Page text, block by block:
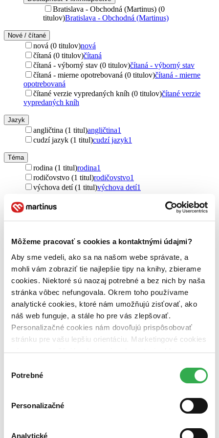
Môžeme pracovať s cookies a kontaktnými údajmi?
Aby sme vedeli, ako sa na našom webe správate, a
mohli vám zobraziť tie najlepšie tipy na knihy, zbierame
cookies. Niektoré sú naozaj potrebné a bez nich by naša
stránka vôbec nefungovala. Okrem toho používame
analytické cookies, ktoré nám umožňujú zisťovať, ako
náš web funguje, a stále ho pre vás zlepšovať.
Personalizačné cookies nám dovoľujú prispôsobovať
stránku pre vašu lepšiu orientáciu. Marketingové cookies
nám zas umožňujú zobrazenie relevantnej reklamy.
nám pomohlo, keby sme mohli používať všetky tieto
súhlasu
Potrebné
Personalizačné
Analytické
Bratislava - Obchodná (Martinus) (0
titulov)Bratislava - Obchodná (Martinus)
Nové / čítané
nová (0 titulov)nová
čítaná (0 titulov)čítaná
čítaná - výborný stav (0 titulov)čítaná - výborný stav
čítaná - mierne opotrebovaná (0 titulov)čítaná - mierne
opotrebovaná
čítané verzie vypredaných kníh (0 titulov)čítané verzie
vypredaných kníh
Jazyk
angličtina (1 titul)angličtina1
cudzí jazyk (1 titul)cudzí jazyk1
Téma
rodina (1 titul)rodina1
rodičovstvo (1 titul)rodičovstvo1
výchova detí (1 titul)výchova detí1
Pre koho
Ebury Publishing (1 titul) Ebury Publishing1
Väzba
brožovaná väzba (1 titul)brožovaná väzba1
Zúžiť výber
Zoradiť
Bestsellery
Novinky